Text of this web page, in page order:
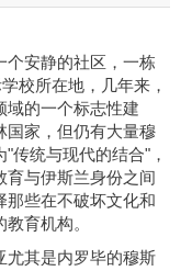
个安静的社区，一栋
校所在地，几年来，
域的一个标志性建
国家，但仍有大量穆
传统与现代的结合"，
育与伊斯兰身份之间
那些在不破坏文化和
育机构。
尤其是内罗毕的穆斯